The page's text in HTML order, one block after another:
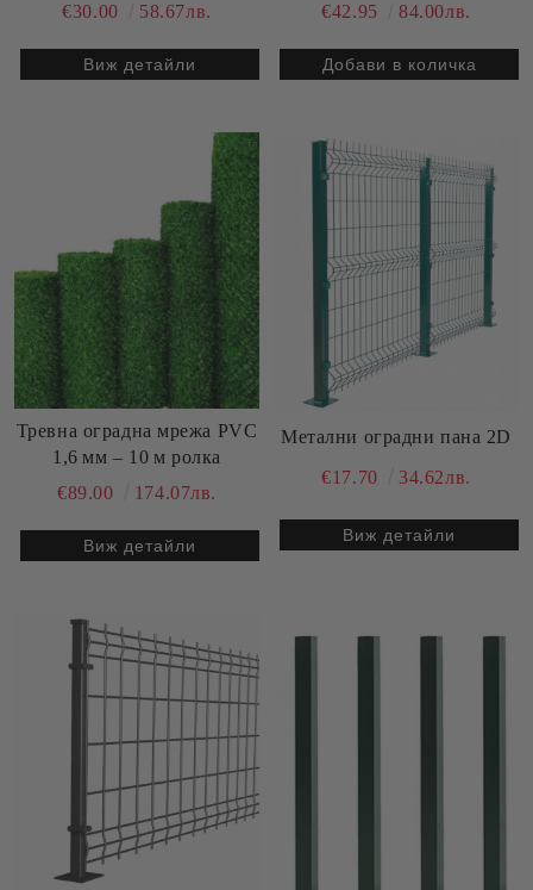
€30.00
58.67лв.
Виж детайли
€42.95
84.00лв.
Тревна оградна мрежа PVC
1,6 мм – 10 м ролка
€89.00
174.07лв.
Виж детайли
Метални оградни пана 2D
€17.70 34.62лв.
Виж детайли